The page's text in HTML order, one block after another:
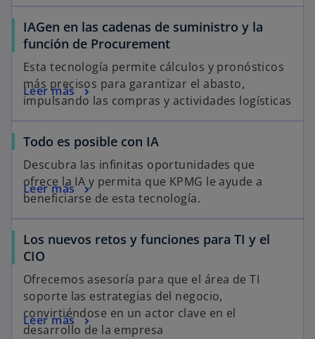
IAGen en las cadenas de suministro y la
función de Procurement
Esta tecnología permite cálculos y pronósticos
más precisos para garantizar el abasto,
impulsando las compras y actividades logísticas
Leer más
Todo es posible con IA
Descubra las infinitas oportunidades que
ofrece la IA y permita que KPMG le ayude a
beneficiarse de esta tecnología.
Leer más
Los nuevos retos y funciones para TI y el
CIO
Ofrecemos asesoría para que el área de TI
soporte las estrategias del negocio,
convirtiéndose en un actor clave en el
desarrollo de la empresa
Leer más